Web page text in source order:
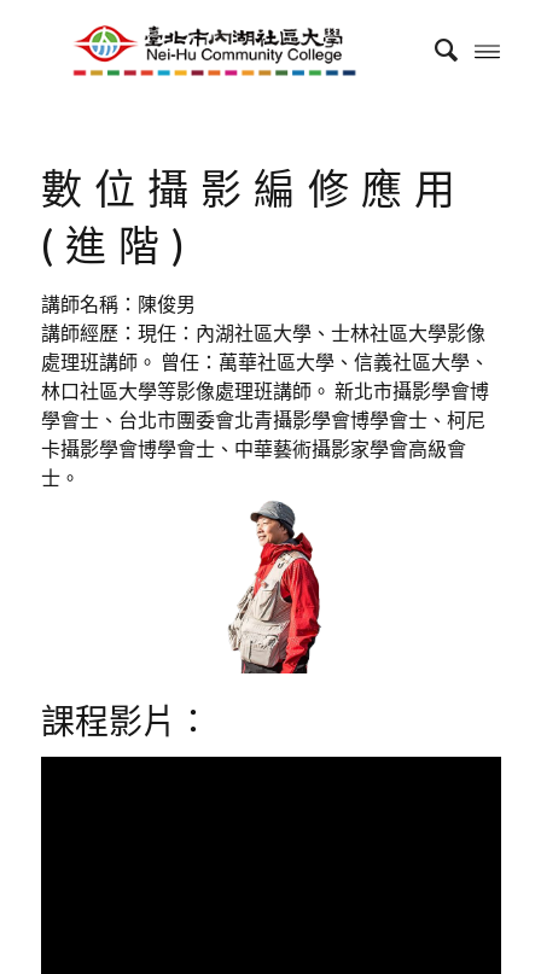
數位攝影編修應用
(進階)
講師名稱：陳俊男
講師經歷：現任：內湖社區大學、士林社區大學影像
處理班講師。 曾任：萬華社區大學、信義社區大學、
林口社區大學等影像處理班講師。 新北市攝影學會博
學會士、台北市團委會北青攝影學會博學會士、柯尼
卡攝影學會博學會士、中華藝術攝影家學會高級會
士。
課程影片：